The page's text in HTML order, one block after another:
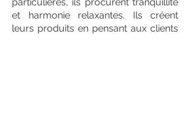
et harmonie relaxantes. Ils créent
leurs produits en pensant aux clients